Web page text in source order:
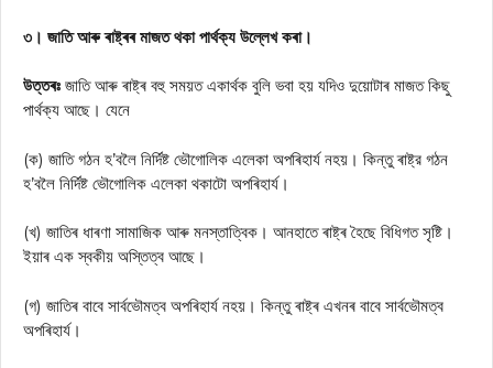
৩। জাতি আৰু ৰাষ্ট্ৰৰ মাজত থকা পার্থক্য উল্লেখ কৰা।
উত্তৰঃ জাতি আৰু ৰাষ্ট্ৰ বহু সময়ত একার্থক বুলি ভবা হয় যদিও দুয়োটাৰ মাজত কিছু
পার্থক্য আছে। যেনে
(ক) জাতি গঠন হ’বলৈ নির্দিষ্ট ভৌগোলিক এলেকা অপৰিহাৰ্য নহয়। কিন্তু ৰাষ্ট্র গঠন
হ’বলৈ নির্দিষ্ট ভৌগোলিক এলেকা থকাটো অপৰিহাৰ্য।
(খ) জাতিৰ ধাৰণা সামাজিক আৰু মনস্তাত্বিক। আনহাতে ৰাষ্ট্ৰ হৈছে বিধিগত সৃষ্টি।
ইয়াৰ এক স্বকীয় অস্তিত্ব আছে।
(গ) জাতিৰ বাবে সার্বভৌমত্ব অপৰিহাৰ্য নহয়। কিন্তু ৰাষ্ট্ৰ এখনৰ বাবে সার্বভৌমত্ব
অপৰিহাৰ্য।